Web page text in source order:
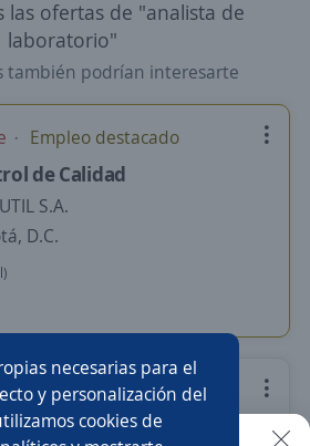
necesarias para el
y personalización del
cookies de
las ofertas de "analista de
laboratorio"
también podrían interesarte
Empleo destacado
de Calidad
S.A.
D.C.
Y TALENTO